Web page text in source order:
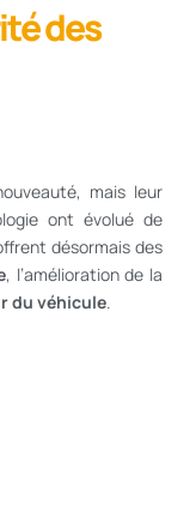
des
mais leur
ont évolué de
désormais des
, l’amélioration de la
du véhicule.